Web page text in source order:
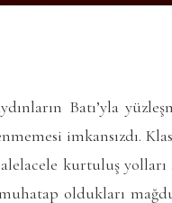
Batı’yla
imkansızdı.
alelacele kurtuluş
oldukları